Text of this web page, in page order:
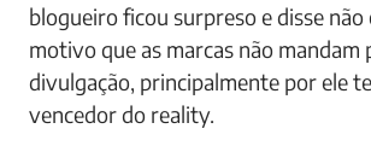
blogueiro ficou surpreso e disse
motivo que as marcas não mandam
divulgação, principalmente por ele
vencedor do reality.